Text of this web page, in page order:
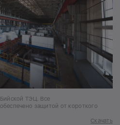
ТЭЦ. Все
защитой от короткого
Скачать